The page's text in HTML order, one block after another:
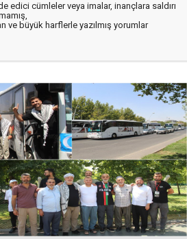
edici cümleler veya imalar, inançlara saldırı
ve büyük harflerle yazılmış yorumlar